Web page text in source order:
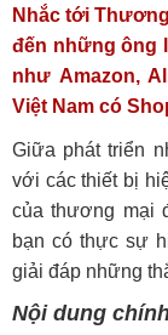
Nhắc tới
đến những ông
như Amazon,
Việt Nam có
Giữa phát triển
với các thiết bị
của thương mại
bạn có thực sự
giải đáp những
Nội dung